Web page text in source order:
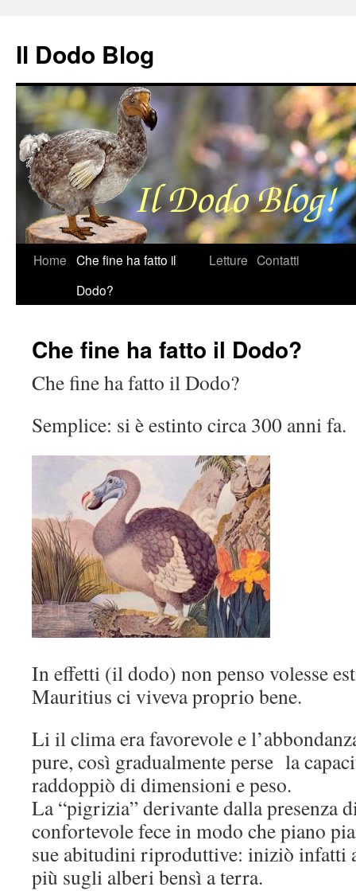
Il Dodo Blog
VaiHome Che fine ha fatto il
Dodo?
Letture Contatti
Che fine ha fatto il Dodo?
Che fine ha fatto il Dodo?
Semplice: si è estinto circa 300 anni fa.
In effetti (il dodo) non penso volesse
Mauritius ci viveva proprio bene.
Li il clima era favorevole e
pure, così gradualmente perse la
raddoppiò di dimensioni e peso.
La “pigrizia” derivante dalla presenza
confortevole fece in modo che piano
sue abitudini riproduttive: iniziò infatti
più sugli alberi bensì a terra.